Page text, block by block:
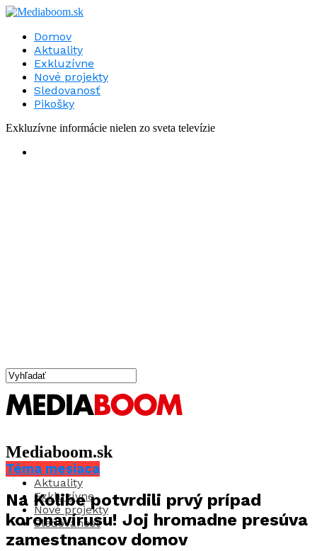
Domov
Aktuality
Exkluzívne
Nové projekty
Sledovanosť
Pikošky
Exkluzívne informácie nielen zo sveta televízie
Mediaboom.sk
Aktuality
Exkluzívne
Nové projekty
Sledovanosť
Téma mesiaca
Na Kolibe potvrdili prvý prípad
koronavírusu! Joj hromadne presúva
zamestnancov domov